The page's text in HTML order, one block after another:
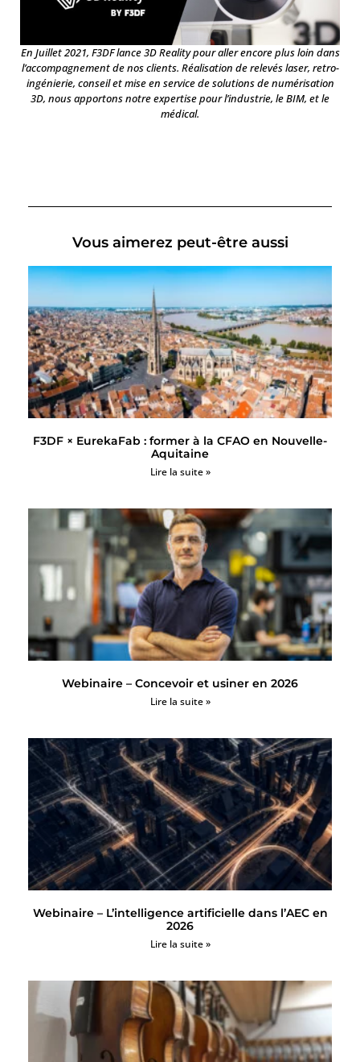
En Juillet 2021, F3DF lance 3D Reality pour aller encore plus loin dans
l’accompagnement de nos clients. Réalisation de relevés laser, retro-
ingénierie, conseil et mise en service de solutions de numérisation
3D, nous apportons notre expertise pour l’industrie, le BIM, et le
médical.
Vous aimerez peut-être aussi
F3DF × EurekaFab : former à la CFAO en Nouvelle-
Aquitaine
Lire la suite »
Webinaire – Concevoir et usiner en 2026
Lire la suite »
Webinaire – L’intelligence artificielle dans l’AEC en
2026
Lire la suite »